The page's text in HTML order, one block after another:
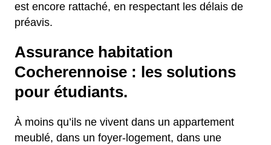
est encore rattaché, en respectant les délais de
préavis.
Assurance habitation
Cocherennoise : les solutions
pour étudiants.
À moins qu’ils ne vivent dans un appartement
meublé, dans un foyer-logement, dans une